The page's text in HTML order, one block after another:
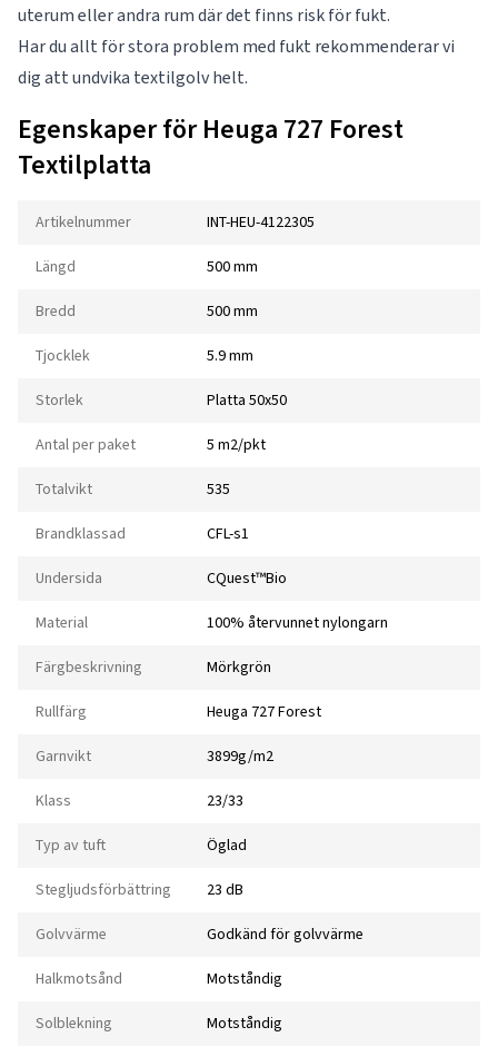
uterum eller andra rum där det finns risk för fukt.
Har du allt för stora problem med fukt rekommenderar vi
dig att undvika textilgolv helt.
Egenskaper för Heuga 727 Forest
Textilplatta
Artikelnummer INT-HEU-4122305
Längd 500 mm
Bredd 500 mm
Tjocklek 5.9 mm
Storlek Platta 50x50
Antal per paket 5 m2/pkt
Totalvikt 535
Brandklassad CFL-s1
Undersida CQuest™Bio
Material 100% återvunnet nylongarn
Färgbeskrivning Mörkgrön
Rullfärg Heuga 727 Forest
Garnvikt 3899g/m2
Klass 23/33
Typ av tuft Öglad
Stegljudsförbättring 23 dB
Golvvärme Godkänd för golvvärme
Halkmotsånd Motståndig
Solblekning Motståndig